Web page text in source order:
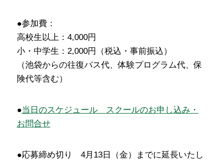
●参加費：
高校生以上：4,000円
小・中学生：2,000円（税込・事前振込）
（池袋からの往復バス代、体験プログラム代、保
険代等含む）
●当日のスケジュール スクールのお申し込み・
お問合せ
●応募締め切り 4月13日（金）までに延長いたし